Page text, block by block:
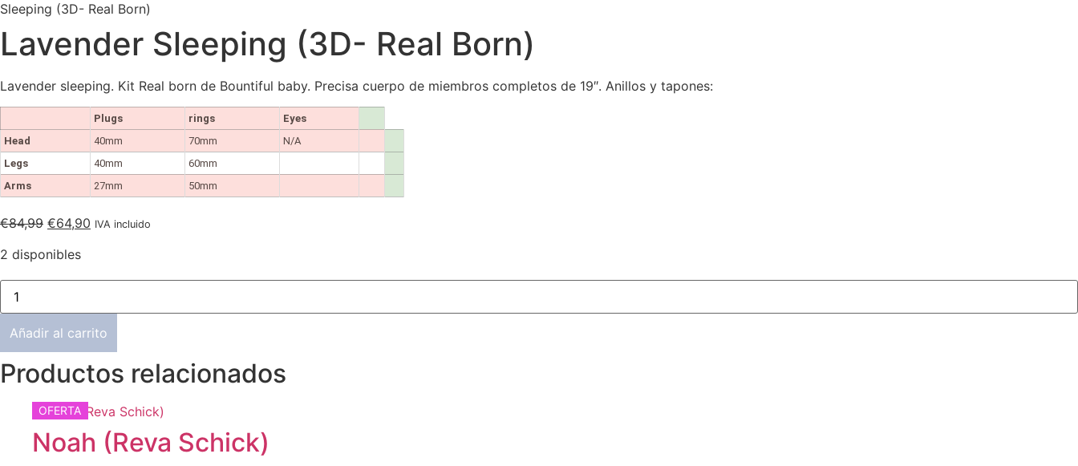
Sleeping (3D- Real Born)
Lavender Sleeping (3D- Real Born)
Lavender sleeping. Kit Real born de Bountiful baby. Precisa cuerpo de miembros completos de 19″. Anillos y tapones:
Plugs rings
Eyes
Head
40mm 70mm
N/A
Legs
40mm
60mm
Arms
27mm 50mm
€84,99 El
original
era:
€64,90 El
es:
IVA incluido
2 disponibles
Lavender
Sleeping
(3D-
RealAñadir al carrito
Productos relacionados
OFERTA
Noah (Reva Schick)